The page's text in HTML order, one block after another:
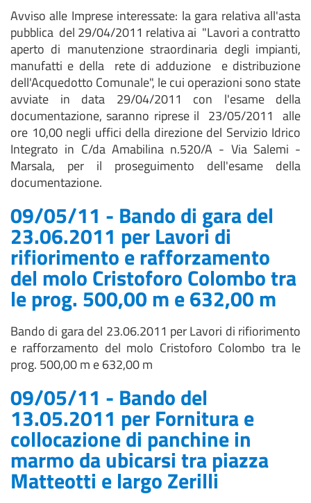
Avviso alle Imprese interessate: la gara relativa all'asta
pubblica del 29/04/2011 relativa ai "Lavori a contratto
aperto di manutenzione straordinaria degli impianti,
manufatti e della rete di adduzione e distribuzione
dell'Acquedotto Comunale", le cui operazioni sono state
avviate in data 29/04/2011 con l'esame della
documentazione, saranno riprese il 23/05/2011 alle
ore 10,00 negli uffici della direzione del Servizio Idrico
Integrato in C/da Amabilina n.520/A - Via Salemi -
Marsala, per il proseguimento dell'esame della
documentazione.
09/05/11 - Bando di gara del
23.06.2011 per Lavori di
rifiorimento e rafforzamento
del molo Cristoforo Colombo tra
le prog. 500,00 m e 632,00 m
Bando di gara del 23.06.2011 per Lavori di rifiorimento
e rafforzamento del molo Cristoforo Colombo tra le
prog. 500,00 m e 632,00 m
09/05/11 - Bando del
13.05.2011 per Fornitura e
collocazione di panchine in
marmo da ubicarsi tra piazza
Matteotti e largo Zerilli